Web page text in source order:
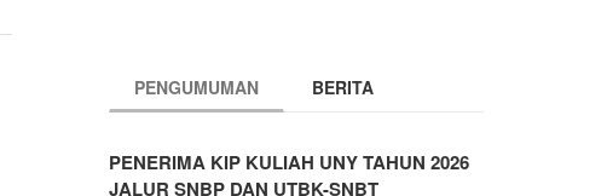
PENGUMUMAN BERITA
PENERIMA KIP KULIAH UNY TAHUN 2026
JALUR SNBP DAN UTBK-SNBT